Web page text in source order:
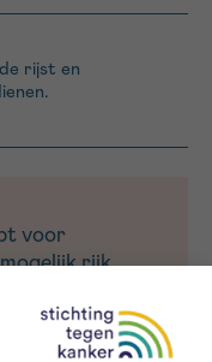
rijst en
voor
rijk